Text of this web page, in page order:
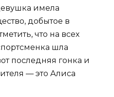
имела
добытое в
что на всех
шла
последняя гонка и
— это Алиса